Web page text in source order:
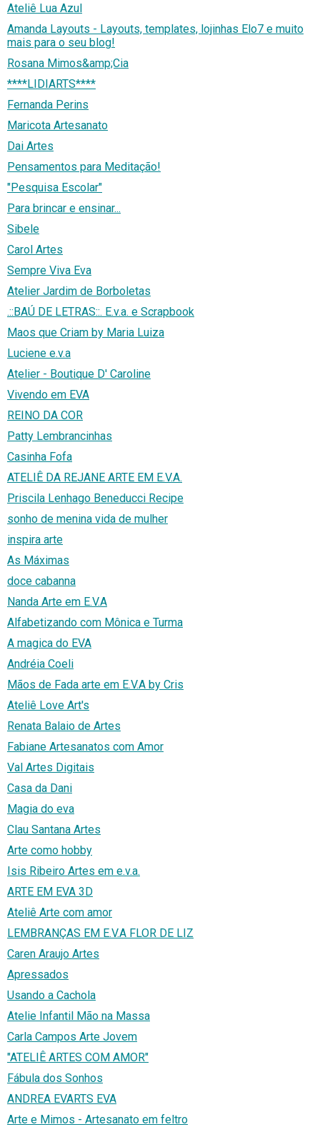
Ateliê Lua Azul
Amanda Layouts - Layouts, templates, lojinhas Elo7 e muito
mais para o seu blog!
Rosana Mimos&amp;Cia
****LIDIARTS****
Fernanda Perins
Maricota Artesanato
Dai Artes
Pensamentos para Meditação!
"Pesquisa Escolar"
Para brincar e ensinar...
Sibele
Carol Artes
Sempre Viva Eva
Atelier Jardim de Borboletas
.::BAÚ DE LETRAS::. E.v.a. e Scrapbook
Maos que Criam by Maria Luiza
Luciene e.v.a
Atelier - Boutique D' Caroline
Vivendo em EVA
REINO DA COR
Patty Lembrancinhas
Casinha Fofa
ATELIÊ DA REJANE ARTE EM E.V.A.
Priscila Lenhago Beneducci Recipe
sonho de menina vida de mulher
inspira arte
As Máximas
doce cabanna
Nanda Arte em E.V.A
Alfabetizando com Mônica e Turma
A magica do EVA
Andréia Coeli
Mãos de Fada arte em E.V.A by Cris
Ateliê Love Art's
Renata Balaio de Artes
Fabiane Artesanatos com Amor
Val Artes Digitais
Casa da Dani
Magia do eva
Clau Santana Artes
Arte como hobby
Isis Ribeiro Artes em e.v.a.
ARTE EM EVA 3D
Ateliê Arte com amor
LEMBRANÇAS EM E.V.A FLOR DE LIZ
Caren Araujo Artes
Apressados
Usando a Cachola
Atelie Infantil Mão na Massa
Carla Campos Arte Jovem
"ATELIÊ ARTES COM AMOR"
Fábula dos Sonhos
ANDREA EVARTS EVA
Arte e Mimos - Artesanato em feltro